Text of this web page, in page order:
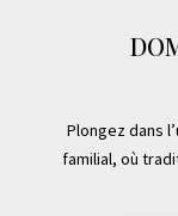
Plongez dans
familial, où